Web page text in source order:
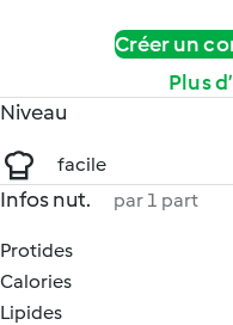
Créer un
Plus
Niveau
facile
Infos nut. par 1 part
Protides
Calories
Lipides